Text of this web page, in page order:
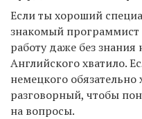
Если ты хороший
знакомый программист
работу даже без знания
Английского хватило.
немецкого
разговорный, чтобы
на вопросы.